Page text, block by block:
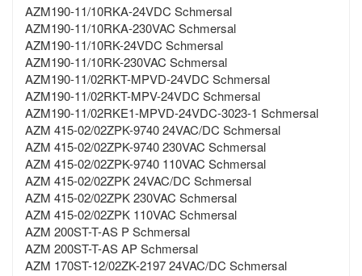
AZM190-11/10RKA-24VDC Schmersal
AZM190-11/10RKA-230VAC Schmersal
AZM190-11/10RK-24VDC Schmersal
AZM190-11/10RK-230VAC Schmersal
AZM190-11/02RKT-MPVD-24VDC Schmersal
AZM190-11/02RKT-MPV-24VDC Schmersal
AZM190-11/02RKE1-MPVD-24VDC-3023-1 Schmersal
AZM 415-02/02ZPK-9740 24VAC/DC Schmersal
AZM 415-02/02ZPK-9740 230VAC Schmersal
AZM 415-02/02ZPK-9740 110VAC Schmersal
AZM 415-02/02ZPK 24VAC/DC Schmersal
AZM 415-02/02ZPK 230VAC Schmersal
AZM 415-02/02ZPK 110VAC Schmersal
AZM 200ST-T-AS P Schmersal
AZM 200ST-T-AS AP Schmersal
AZM 170ST-12/02ZK-2197 24VAC/DC Schmersal